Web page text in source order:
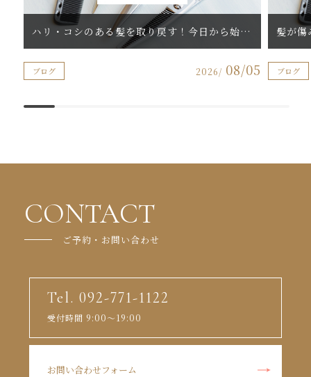
ブログ 2026/ 08/05
ハリ・コシのある髪を取り戻す！今日から始める髪のエイジングケア
ブログ
CONTACT
ご予約・お問い合わせ
Tel. 092-771-1122
受付時間 9:00～19:00
お問い合わせフォーム